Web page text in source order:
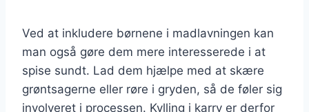
Ved at inkludere børnene i madlavningen kan
man også gøre dem mere interesserede i at
spise sundt. Lad dem hjælpe med at skære
grøntsagerne eller røre i gryden, så de føler sig
involveret i processen. Kylling i karry er derfor